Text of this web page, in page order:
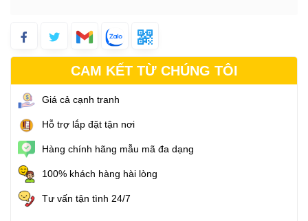
CAM KẾT TỪ CHÚNG TÔI
Giá cả cạnh tranh
Hỗ trợ lắp đặt tận nơi
Hàng chính hãng mẫu mã đa dạng
100% khách hàng hài lòng
Tư vấn tận tình 24/7